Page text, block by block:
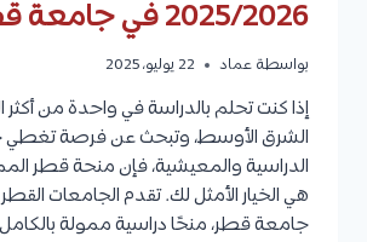
2025/2026 في جامعة قطر
بواسطة عماد 22 يوليو، 2025
إذا كنت تحلم بالدراسة في واحدة من
الشرق الأوسط، وتبحث عن فرصة تغطي
الدراسية والمعيشية، فإن منحة قطر
هي الخيار الأمثل لك. تقدم الجامعات
جامعة قطر، منحًا دراسية ممولة